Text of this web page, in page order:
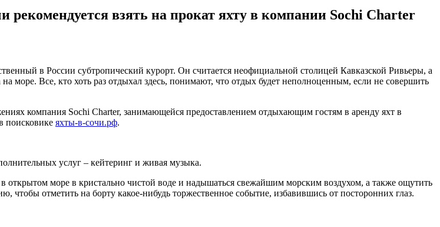
рекомендуется взять на прокат яхту в компании Sochi Charter
в России субтропический курорт. Он считается неофициальной столицей Кавказской Ривьеры, а
море. Все, кто хоть раз отдыхал здесь, понимают, что отдых будет неполноценным, если не совершить
компания Sochi Charter, занимающейся предоставлением отдыхающим гостям в аренду яхт в
поисковике яхты-в-сочи.рф.
услуг – кейтеринг и живая музыка.
море в кристально чистой воде и надышаться свежайшим морским воздухом, а также ощутить
отметить на борту какое-нибудь торжественное событие, избавившись от посторонних глаз.